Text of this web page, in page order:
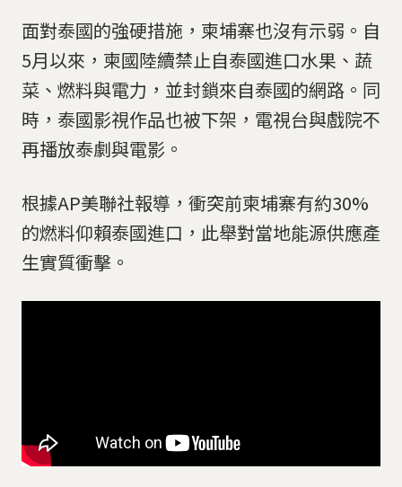
面對泰國的強硬措施，柬埔寨也沒有示弱。自
5月以來，柬國陸續禁止自泰國進口水果、蔬
菜、燃料與電力，並封鎖來自泰國的網路。同
時，泰國影視作品也被下架，電視台與戲院不
再播放泰劇與電影。
根據AP美聯社報導，衝突前柬埔寨有約30%
的燃料仰賴泰國進口，此舉對當地能源供應產
生實質衝擊。